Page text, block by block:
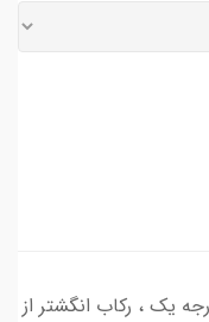
یک ، رکاب انگشتر از